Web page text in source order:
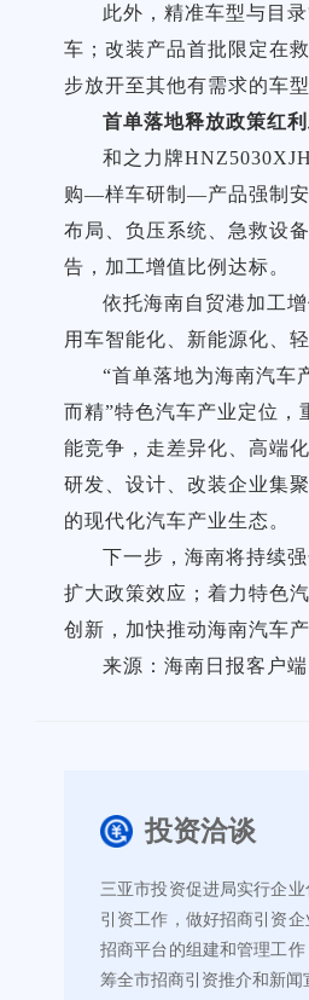
此外，精准车型与目
车；改装产品首批限定在
步放开至其他有需求的车型
首单落地释放政策红
和之力牌
购—样车研制—产品强制
布局、负压系统、急救设
告，加工增值比例达标。
依托海南自贸港加工
用车智能化、新能源化、
“首单落地为海南汽车
而精”特色汽车产业定位
能竞争，走差异化、高端
研发、设计、改装企业集
的现代化汽车产业生态。
下一步，海南将持续
扩大政策效应；着力特色
创新，加快推动海南汽车
来源：海南日报客户端
投资洽谈
三亚市投资促进局实行企
引资工作，做好招商引资
招商平台的组建和管理工
筹全市招商引资推介和新闻